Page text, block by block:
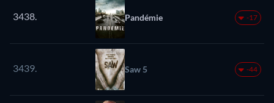
3438. Pandémie -17
3439. Saw 5 -44